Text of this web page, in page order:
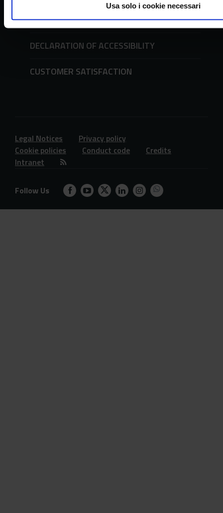
Usa solo i cookie necessari
TRANSPARENT ADMINISTRATION
DECLARATION OF ACCESSIBILITY
CUSTOMER SATISFACTION
Legal Notices
Privacy policy
Cookie policies
Conduct code
Credits
Intranet
Follow Us